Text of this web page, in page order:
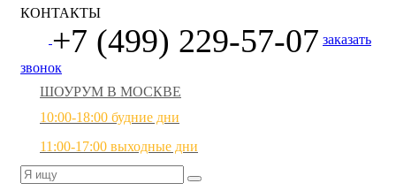
КОНТАКТЫ
+7 (499) 229-57-07 заказать
звонок
ШОУРУМ В МОСКВЕ
10:00-18:00 будние дни
11:00-17:00 выходные дни